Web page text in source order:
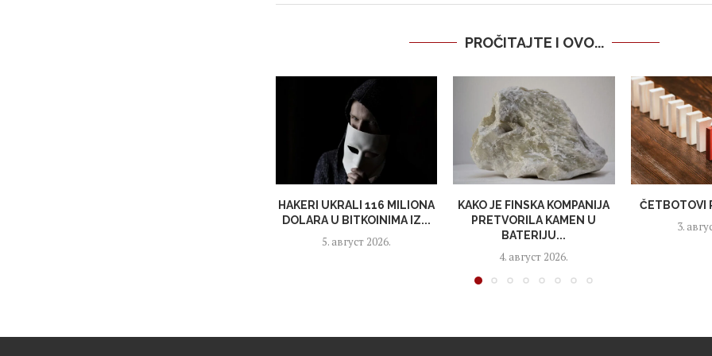
PROČITAJTE I OVO...
HAKERI UKRALI 116 MILIONA
DOLARA U BITKOINIMA IZ...
5. август 2026.
KAKO JE FINSKA KOMPANIJA
PRETVORILA KAMEN U
BATERIJU...
4. август 2026.
ČETBOTOVI
3.